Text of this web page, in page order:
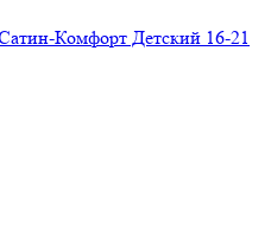
Комфорт Детский 16-21